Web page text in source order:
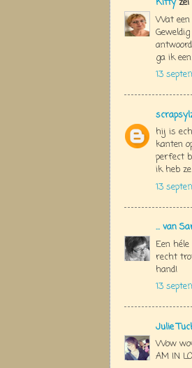
Wat
ga ik
13
hij is
kanten
perfect
ik heb
13
... van
Een
recht
hand!
13
Julie
Wow
AM IN